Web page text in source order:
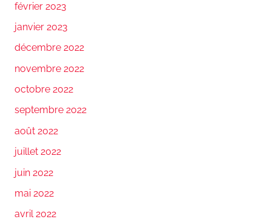
février 2023
janvier 2023
décembre 2022
novembre 2022
octobre 2022
septembre 2022
août 2022
juillet 2022
juin 2022
mai 2022
avril 2022